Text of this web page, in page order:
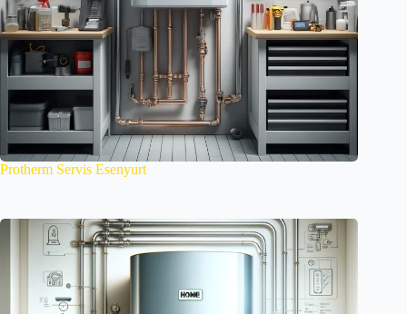
Protherm Servis Esenyurt